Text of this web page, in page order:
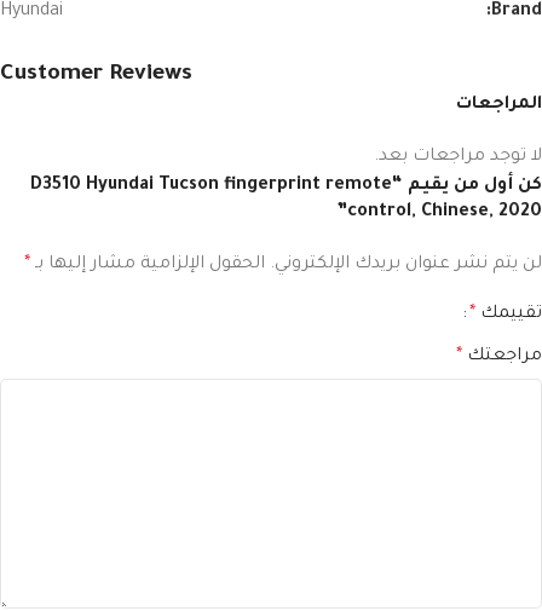
Brand:
Hyundai
Customer Reviews
المراجعات
لا توجد مراجعات بعد.
كن أول من يقيم “D3510 Hyundai Tucson fingerprint remote
control, Chinese, 2020”
لن يتم نشر عنوان بريدك الإلكتروني. الحقول الإلزامية مشار إليها بـ *
تقييمك *
مراجعتك *